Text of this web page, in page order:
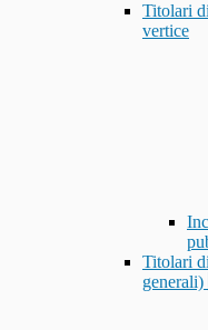
Titolari
vertice
Titolari
generali)